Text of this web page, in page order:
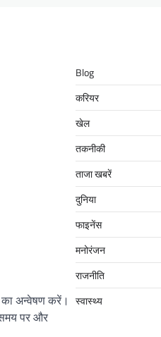
का अन्वेषण करें।
पर और
Blog
करियर
खेल
तकनीकी
ताजा खबरें
दुनिया
फाइनेंस
मनोरंजन
राजनीति
स्वास्थ्य